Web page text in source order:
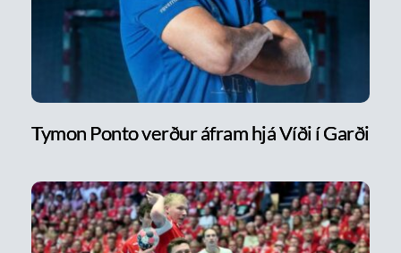
Tymon Ponto verður áfram hjá Víði í Garði